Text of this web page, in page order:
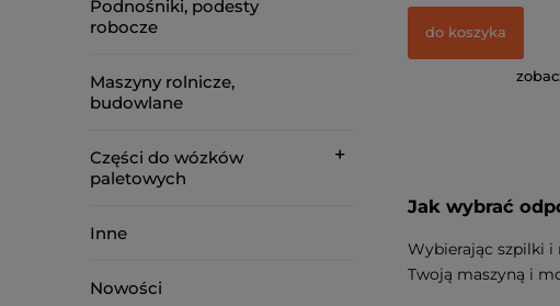
Podnośniki, podesty
robocze
Maszyny rolnicze,
budowlane
Części do wózków
paletowych
Inne
Nowości
do koszyka
Jak wybrać
Wybierając szpilki i
Twoją maszyną i